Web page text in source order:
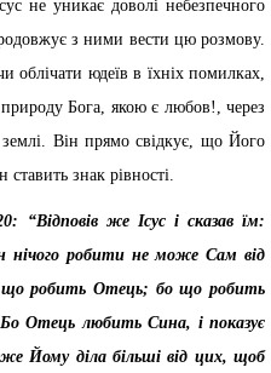
не уникає доволі небезпечного
з ними вести цю розмову.
облічати юдеїв в їхніх помилках,
природу Бога, якою є любов!, через
Він прямо свідкує, що Його
знак рівності.
“Відповів же Ісус і сказав їм:
нічого робити не може Сам від
робить Отець; бо що робить
Отець любить Сина, і показує
Йому діла більші від цих, щоб